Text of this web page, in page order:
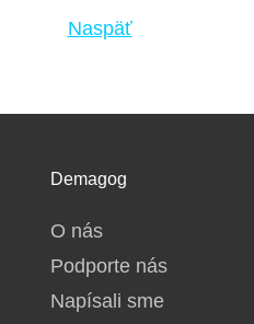
Naspäť
Demagog
O nás
Podporte nás
Napísali sme